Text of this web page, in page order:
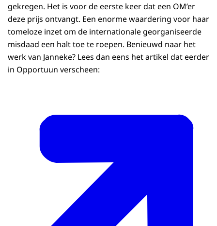
gekregen. Het is voor de eerste keer dat een OM’er
deze prijs ontvangt. Een enorme waardering voor haar
tomeloze inzet om de internationale georganiseerde
misdaad een halt toe te roepen. Benieuwd naar het
werk van Janneke? Lees dan eens het artikel dat eerder
in Opportuun verscheen: